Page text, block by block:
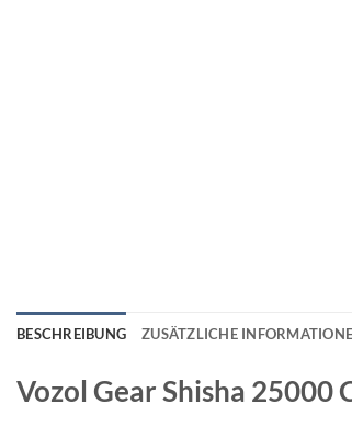
BESCHREIBUNG ZUSÄTZLICHE
Vozol Gear Shisha 25000